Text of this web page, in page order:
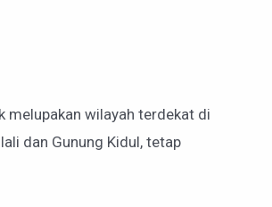
melupakan wilayah terdekat di
dan Gunung Kidul, tetap